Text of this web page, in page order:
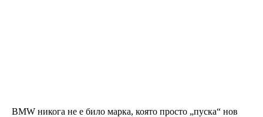
BMW никога не е било марка, която просто „пуска“ нов